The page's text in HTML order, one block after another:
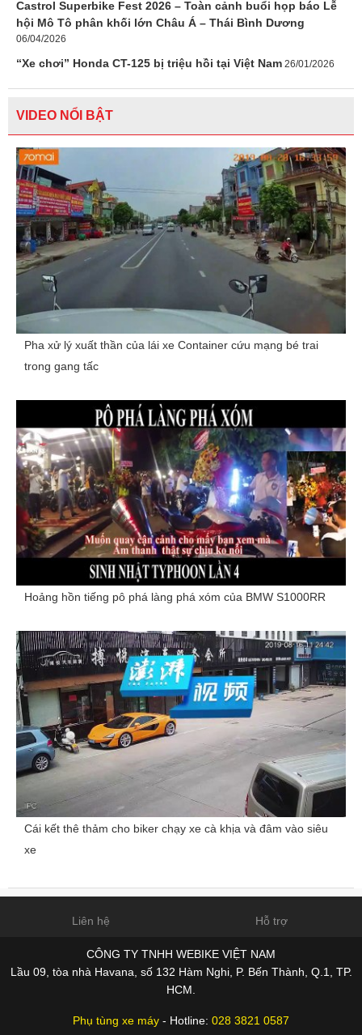
Castrol Superbike Fest 2026 – Toàn cảnh buổi họp báo Lễ
hội Mô Tô phân khối lớn Châu Á – Thái Bình Dương
06/04/2026
“Xe chơi” Honda CT-125 bị triệu hồi tại Việt Nam 26/01/2026
VIDEO NỔI BẬT
Pha xử lý xuất thần của lái xe Container cứu mạng bé trai
trong gang tấc
Hoảng hồn tiếng pô phá làng phá xóm của BMW S1000RR
Cái kết thê thảm cho biker chạy xe cà khịa và đâm vào siêu
xe
Liên hệ Hỗ trợ
CÔNG TY TNHH WEBIKE VIỆT NAM
Lầu 09, tòa nhà Havana, số 132 Hàm Nghi, P. Bến Thành, Q.1, TP.
HCM.
Phụ tùng xe máy - Hotline: 028 3821 0587